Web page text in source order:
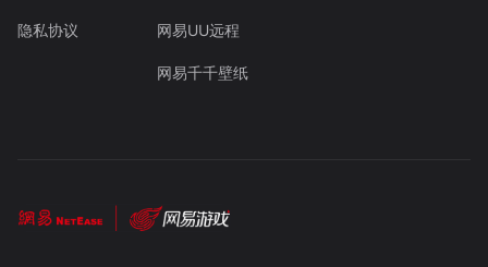
隐私协议 网易UU远程
网易千千壁纸